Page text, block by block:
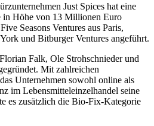
Just Spices hat eine
in Höhe von 13 Millionen Euro
Seasons Ventures aus Paris,
und Bitburger Ventures angeführt.
Falk, Ole Strohschnieder und
Mit zahlreichen
Unternehmen sowohl online als
im Lebensmitteleinzelhandel seine
es zusätzlich die Bio-Fix-Kategorie